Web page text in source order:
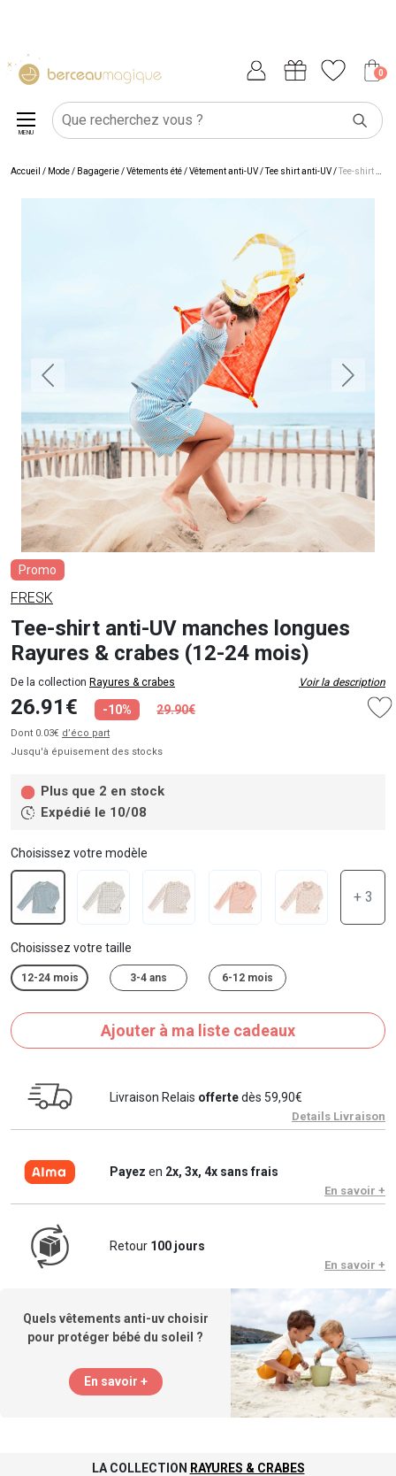
0
MENU
Accueil / Mode / Bagagerie/Vêtements été/Vêtement anti-UV/Tee shirt anti-UV/Tee-shirt anti-UV manches longues Rayures & crabes (12-24 mois)
Promo
FRESK
Tee-shirt anti-UV manches longues
Rayures & crabes (12-24 mois)
De la collection Rayures & crabes Voir la description
26.91€ -10% 29.90€
Dont 0.03€ d’éco part
Jusqu'à épuisement des stocks
Plus que 2 en stock
Expédié le 10/08
Choisissez votre modèle
+ 3
Choisissez votre taille
12-24 mois 3-4 ans 6-12 mois
Ajouter à ma liste cadeaux
Livraison Relais offertedès 59,90€
Details Livraison
Payez en 2x, 3x, 4x sans frais
En savoir +
Retour 100 jours
En savoir +
Quels vêtements anti-uv choisir
pour protéger bébé du soleil ?
En savoir +
LA COLLECTION RAYURES & CRABES